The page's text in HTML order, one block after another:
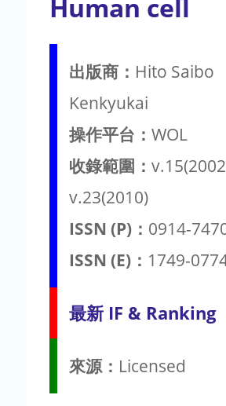
Human cell
出版商： Hito Saibo
Kenkyukai
操作平台： WOL
收錄範圍：
v.23(2010)
ISSN (P)： 0914-
ISSN (E)： 1749-
最新 IF & Ranking
來源： Licensed